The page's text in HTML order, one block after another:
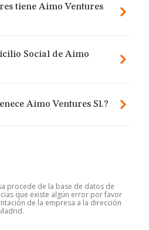
tiene Aimo Ventures
Social de Aimo
Aimo Ventures Sl.?
procede de la base de datos de
que existe algún error por favor
de la empresa a la dirección